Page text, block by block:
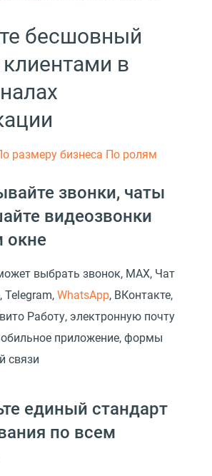
бесшовный
клиентами в
размеру бизнеса По ролям
звонки, чаты
видеозвонки
окне
выбрать звонок, MAX, Чат
Telegram, WhatsApp, ВКонтакте,
Работу, электронную почту
приложение, формы
связи
единый стандарт
по всем